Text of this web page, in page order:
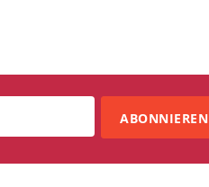
ABONNIEREN